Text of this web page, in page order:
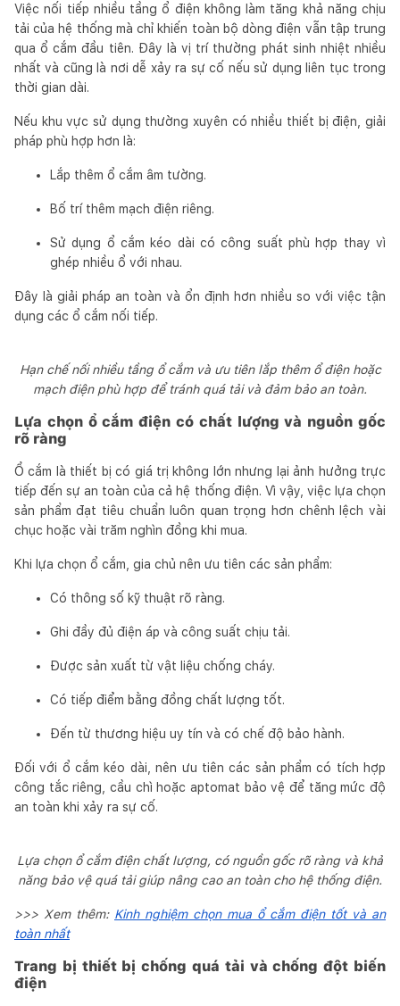
Việc nối tiếp nhiều tầng ổ điện không làm tăng khả năng chịu
tải của hệ thống mà chỉ khiến toàn bộ dòng điện vẫn tập trung
qua ổ cắm đầu tiên. Đây là vị trí thường phát sinh nhiệt nhiều
nhất và cũng là nơi dễ xảy ra sự cố nếu sử dụng liên tục trong
thời gian dài.
Nếu khu vực sử dụng thường xuyên có nhiều thiết bị điện, giải
pháp phù hợp hơn là:
Lắp thêm ổ cắm âm tường.
Bố trí thêm mạch điện riêng.
Sử dụng ổ cắm kéo dài có công suất phù hợp thay vì
ghép nhiều ổ với nhau.
Đây là giải pháp an toàn và ổn định hơn nhiều so với việc tận
dụng các ổ cắm nối tiếp.
Hạn chế nối nhiều tầng ổ cắm và ưu tiên lắp thêm ổ điện hoặc
mạch điện phù hợp để tránh quá tải và đảm bảo an toàn.
Lựa chọn ổ cắm điện có chất lượng và nguồn gốc
rõ ràng
Ổ cắm là thiết bị có giá trị không lớn nhưng lại ảnh hưởng trực
tiếp đến sự an toàn của cả hệ thống điện. Vì vậy, việc lựa chọn
sản phẩm đạt tiêu chuẩn luôn quan trọng hơn chênh lệch vài
chục hoặc vài trăm nghìn đồng khi mua.
Khi lựa chọn ổ cắm, gia chủ nên ưu tiên các sản phẩm:
Có thông số kỹ thuật rõ ràng.
Ghi đầy đủ điện áp và công suất chịu tải.
Được sản xuất từ vật liệu chống cháy.
Có tiếp điểm bằng đồng chất lượng tốt.
Đến từ thương hiệu uy tín và có chế độ bảo hành.
Đối với ổ cắm kéo dài, nên ưu tiên các sản phẩm có tích hợp
công tắc riêng, cầu chì hoặc aptomat bảo vệ để tăng mức độ
an toàn khi xảy ra sự cố.
Lựa chọn ổ cắm điện chất lượng, có nguồn gốc rõ ràng và khả
năng bảo vệ quá tải giúp nâng cao an toàn cho hệ thống điện.
>>> Xem thêm: Kinh nghiệm chọn mua ổ cắm điện tốt và an
toàn nhất
Trang bị thiết bị chống quá tải và chống đột biến
điện